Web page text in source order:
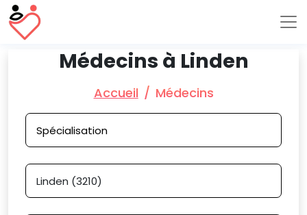
Médecins à Linden
Accueil Médecins